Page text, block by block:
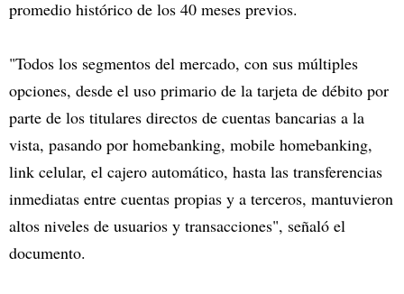
promedio histórico de los 40 meses previos.
"Todos los segmentos del mercado, con sus múltiples
opciones, desde el uso primario de la tarjeta de débito por
parte de los titulares directos de cuentas bancarias a la
vista, pasando por homebanking, mobile homebanking,
link celular, el cajero automático, hasta las transferencias
inmediatas entre cuentas propias y a terceros, mantuvieron
altos niveles de usuarios y transacciones", señaló el
documento.